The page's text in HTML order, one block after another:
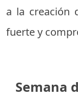
a la creación
fuerte y
Semana